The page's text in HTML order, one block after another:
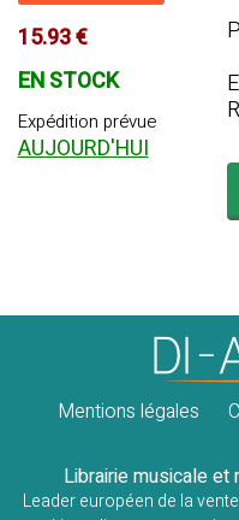
15.93 €
EN STOCK
Expédition prévue
AUJOURD'HUI
Mentions légales
Librairie musicale et
Leader européen de la